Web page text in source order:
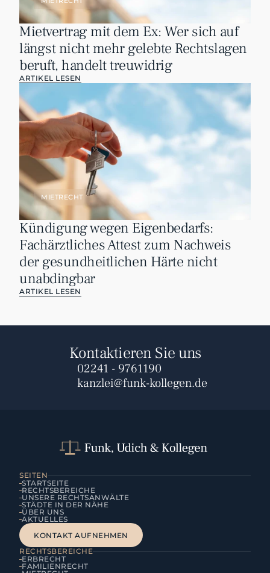
Mietvertrag mit dem Ex: Wer sich auf
längst nicht mehr gelebte Rechtslagen
beruft, handelt treuwidrig
ARTIKEL LESEN
MIETRECHT
Kündigung wegen Eigenbedarfs:
Fachärztliches Attest zum Nachweis
der gesundheitlichen Härte nicht
unabdingbar
ARTIKEL LESEN
Kontaktieren Sie uns
02241 - 9761190
kanzlei@funk-kollegen.de
SEITEN
STARTSEITE
RECHTSBEREICHE
UNSERE RECHTSANWÄLTE
STÄDTE IN DER NÄHE
ÜBER UNS
AKTUELLES
KONTAKT AUFNEHMEN
RECHTSBEREICHE
ERBRECHT
FAMILIENRECHT